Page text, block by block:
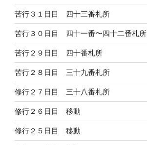
苦行３１日目 四十三番札所
苦行３０日目 四十一番〜四十二番札所
苦行２９日目 四十番札所
苦行２８日目 三十九番札所
修行２７日目 三十八番札所
修行２６日目 移動
修行２５日目 移動